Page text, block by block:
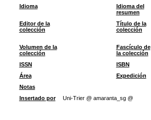
Idioma
Idioma del
resumen
Editor de la
colección
Título de la
colección
Volumen de la
colección
Fascículo de
la colección
ISSN
ISBN
Área
Expedición
Notas
Insertado por
Uni-Trier @ amaranta_sg @